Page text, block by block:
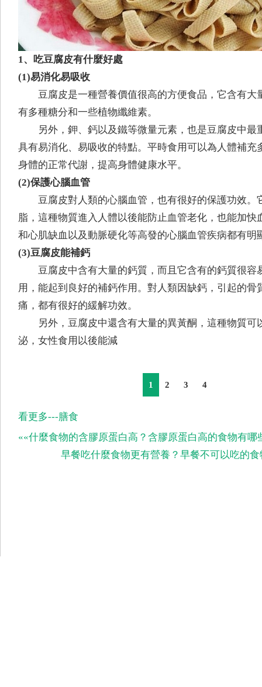
1、吃豆腐皮有什麼好處
(1)易消化易吸收
豆腐皮是一種營養價值很高的方便食品，它含有大
有多種糖分和一些植物纖維素。
另外，鉀、鈣以及鐵等微量元素，也是豆腐皮中最
具有易消化、易吸收的特點。平時食用可以為人體補充
身體的正常代謝，提高身體健康水平。
(2)保護心腦血管
豆腐皮對人類的心腦血管，也有很好的保護功效。
脂，這種物質進入人體以後能防止血管老化，也能加快
和心肌缺血以及動脈硬化等高發的心腦血管疾病都有明
(3)豆腐皮能補鈣
豆腐皮中含有大量的鈣質，而且它含有的鈣質很容
用，能起到良好的補鈣作用。對人類因缺鈣，引起的骨
痛，都有很好的緩解功效。
另外，豆腐皮中還含有大量的異黃酮，這種物質可
泌，女性食用以後能減
1 2 3 4
看更多---膳食
««什麼食物的含膠原蛋白高？含膠原蛋白高的食物有哪
早餐吃什麼食物更有營養？早餐不可以吃的